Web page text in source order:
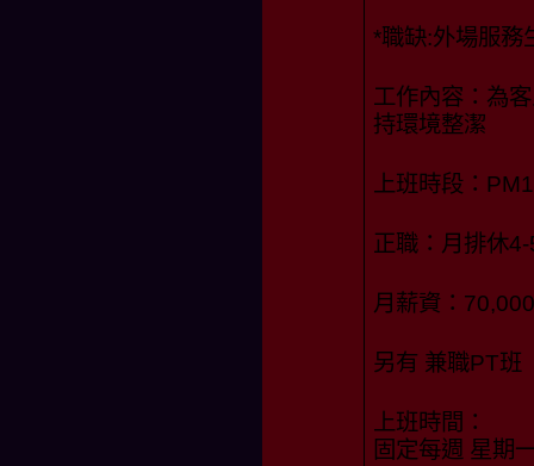
*職缺:外場服務
工作內容：為
持環境整潔
上班時段：
正職：月排休
月薪資：
另有 兼職PT班
上班時間：
固定每週 星期